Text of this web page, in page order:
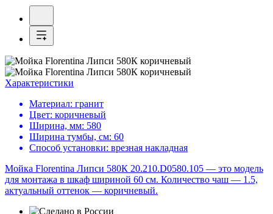
Характеристики
Материал: гранит
Цвет: коричневый
Ширина, мм: 580
Ширина тумбы, см: 60
Способ установки: врезная накладная
Мойка Florentina Липси 580К 20.210.D0580.105 — это модель
для монтажа в шкаф шириной 60 см. Количество чаш — 1.5,
актуальный оттенок — коричневый.